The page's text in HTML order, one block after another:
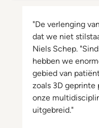
"De verlenging
dat we niet
Niels Schep.
hebben we
gebied van
zoals 3D geprinte
onze
uitgebreid."